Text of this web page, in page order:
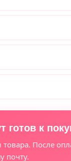
к
После
почту.